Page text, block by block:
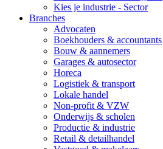
Kies je industrie - Sector
Branches
Advocaten
Boekhouders & accountants
Bouw & aannemers
Garages & autosector
Horeca
Logistiek & transport
Lokale handel
Non-profit & VZW
Onderwijs & scholen
Productie & industrie
Retail & detailhandel